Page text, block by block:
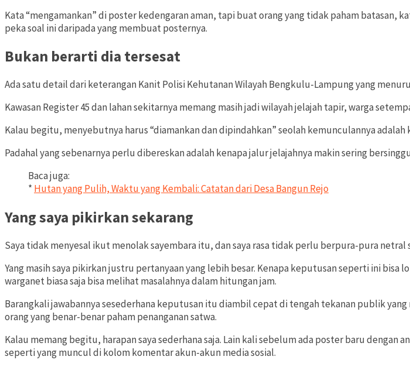
Kata “mengamankan” di poster kedengaran aman, tapi buat orang yang tidak paham
peka soal ini daripada yang membuat posternya.
Bukan berarti dia tersesat
Ada satu detail dari keterangan Kanit Polisi Kehutanan Wilayah Bengkulu-Lampung yang
Kawasan Register 45 dan lahan sekitarnya memang masih jadi wilayah jelajah tapir, warga
Kalau begitu, menyebutnya harus “diamankan dan dipindahkan” seolah kemunculannya adalah
Padahal yang sebenarnya perlu dibereskan adalah kenapa jalur jelajahnya makin sering
Baca juga:
* Hutan yang Pulih, Waktu yang Kembali: Catatan dari Desa Bangun Rejo
Yang saya pikirkan sekarang
Saya tidak menyesal ikut menolak sayembara itu, dan saya rasa tidak perlu berpura-pura netral
Yang masih saya pikirkan justru pertanyaan yang lebih besar. Kenapa keputusan seperti ini
warganet biasa saja bisa melihat masalahnya dalam hitungan jam.
Barangkali jawabannya sesederhana keputusan itu diambil cepat di tengah tekanan publik
orang yang benar-benar paham penanganan satwa.
Kalau memang begitu, harapan saya sederhana saja. Lain kali sebelum ada poster baru dengan
seperti yang muncul di kolom komentar akun-akun media sosial.